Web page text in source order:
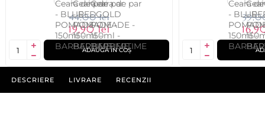
44,00 lei
19,90 lei
ADAUGĂ ÎN COȘ
DESCRIERE LIVRARE RECENZII